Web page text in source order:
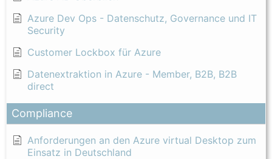
Azure Dev Ops - Datenschutz, Governance und IT
Security
Customer Lockbox für Azure
Datenextraktion in Azure - Member, B2B, B2B
direct
Compliance
Anforderungen an den Azure virtual Desktop zum
Einsatz in Deutschland